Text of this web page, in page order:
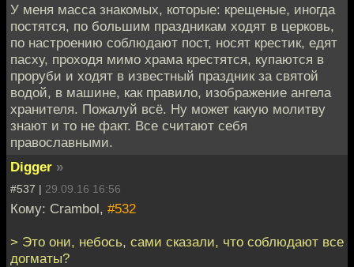
У меня масса знакомых, которые: крещеные, иногда
постятся, по большим праздникам ходят в церковь,
по настроению соблюдают пост, носят крестик, едят
пасху, проходя мимо храма крестятся, купаются в
проруби и ходят в известный праздник за святой
водой, в машине, как правило, изображение ангела
хранителя. Пожалуй всё. Ну может какую молитву
знают и то не факт. Все считают себя
православными.
Digger »
#537 | 29.09.16 16:56
Кому: Crambol, #532
> Это они, небось, сами сказали, что соблюдают все
догматы?